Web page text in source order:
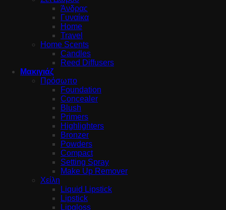
Άνδρας
Γυναίκα
Home
Travel
Home Scents
Candles
Reed Diffusers
Μακιγιάζ
Πρόσωπο
Foundation
Concealer
Blush
Primers
Highlighters
Bronzer
Powders
Compact
Setting Spray
Make Up Remover
Χείλη
Liquid Lipstick
Lipstick
Lipgloss